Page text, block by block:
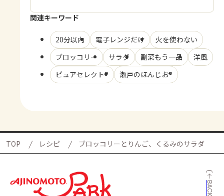
関連キーワード
20分以内 電子レンジだけ
火を使わない
ブロッコリー
サラダ 副菜もう一品
洋風
ピュアセレクト®
瀬戸のほんじお®
TOP レシピ ブロッコリーとりんご、くるみのサラダ